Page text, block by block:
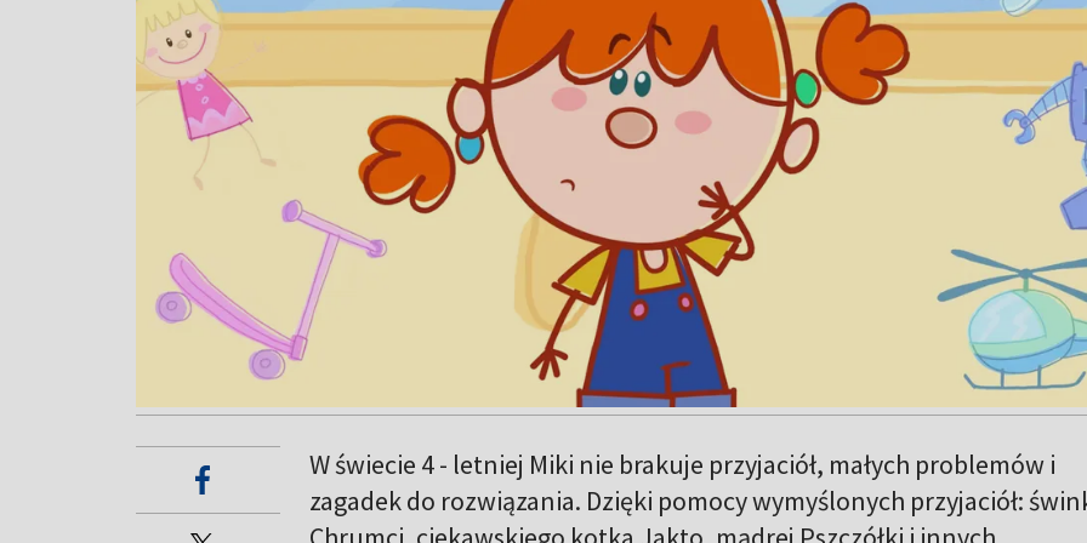
W świecie 4 - letniej Miki nie brakuje przyjaciół, małych problemów i
zagadek do rozwiązania. Dzięki pomocy wymyślonych przyjaciół: